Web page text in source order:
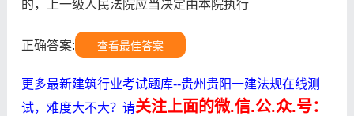
的，上一级人民法院应当决定由本院执行
正确答案: 查看最佳答案
更多最新建筑行业考试题库--贵州贵阳一建法规在线测
试，难度大不大？请关注上面的微.信.公.众.号：